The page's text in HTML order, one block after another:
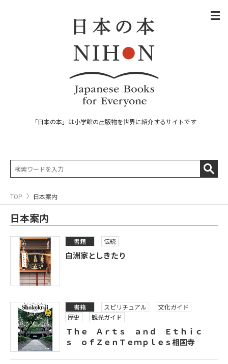
「日本の本」は小学館の出版物を世界に紹介するサイトです
TOP 日本案内
日本案内
書籍 伝統
白洲家としきたり
書籍 スピリチュアル
文化ガイド
歴史
観光ガイド
Ｔｈｅ Ａｒｔｓ ａｎｄ Ｅｔｈｉｃ
ｓ ｏｆＺｅｎＴｅｍｐｌｅｓ相国寺